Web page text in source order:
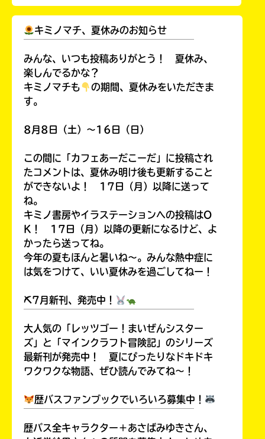
キミノマチ、夏休みのお知らせ
みんな、いつも投稿ありがとう！ 夏休み、
楽しんでるかな？
キミノマチも
の期間、夏休みをいただきま
す。
8月8日（土）～16日（日）
この間に「カフェあーだこーだ」に投稿され
たコメントは、夏休み明け後も更新すること
ができないよ！ 17日（月）以降に送って
ね。
キミノ書房やイラステーションへの投稿はO
K！ 17日（月）以降の更新になるけど、よ
かったら送ってね。
今年の夏もほんと暑いね～。みんな熱中症に
は気をつけて、いい夏休みを過ごしてねー！
⛏7月新刊、発売中！
大人気の「レッツゴー！まいぜんシスター
ズ」と「マインクラフト冒険記」のシリーズ
最新刊が発売中！ 夏にぴったりなドキドキ
ワクワクな物語、ぜひ読んでみてね～！
歴バスファンブックでいろいろ募集中！
歴バス全キャラクター＋あさばみゆきさん、